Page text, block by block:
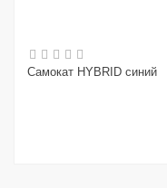
Самокат HYBRID синий